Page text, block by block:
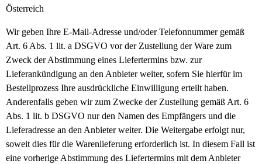
Österreich
Wir geben Ihre E-Mail-Adresse und/oder Telefonnummer gemäß
Art. 6 Abs. 1 lit. a DSGVO vor der Zustellung der Ware zum
Zweck der Abstimmung eines Liefertermins bzw. zur
Lieferankündigung an den Anbieter weiter, sofern Sie hierfür im
Bestellprozess Ihre ausdrückliche Einwilligung erteilt haben.
Anderenfalls geben wir zum Zwecke der Zustellung gemäß Art. 6
Abs. 1 lit. b DSGVO nur den Namen des Empfängers und die
Lieferadresse an den Anbieter weiter. Die Weitergabe erfolgt nur,
soweit dies für die Warenlieferung erforderlich ist. In diesem Fall ist
eine vorherige Abstimmung des Liefertermins mit dem Anbieter